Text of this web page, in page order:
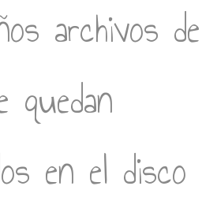
archivos de
en el disco